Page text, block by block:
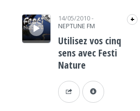
Lecteur audio 14/05/2010-
NEPTUNE FM
+
Utilisez vos cinq
sens avec Festi
Nature